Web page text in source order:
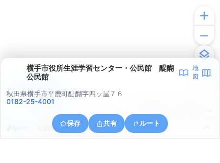
横手市役所生涯学習センター・公民館 醍醐
公民館
地
図
秋田県横手市平鹿町醍醐字四ッ屋７６
0182-25-4001
保存 共有 ルート
秋田県横手市平鹿町醍醐字馬鞍
アプリで見る